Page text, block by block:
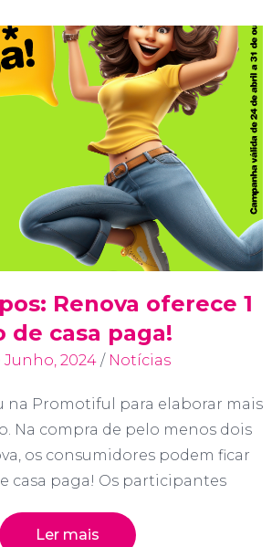
Renova oferece 1
de casa paga!
Junho, 2024 / Notícias
na Promotiful para elaborar mais
Na compra de pelo menos dois
os consumidores podem ficar
casa paga! Os participantes
Ler mais